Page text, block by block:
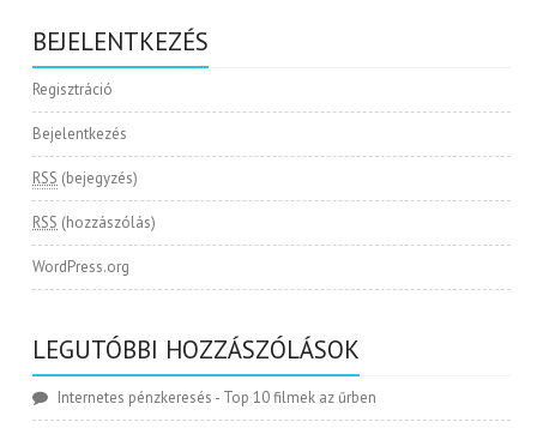
BEJELENTKEZÉS
Regisztráció
Bejelentkezés
RSS (bejegyzés)
RSS (hozzászólás)
WordPress.org
LEGUTÓBBI HOZZÁSZÓLÁSOK
Internetes pénzkeresés - Top 10 filmek az űrben